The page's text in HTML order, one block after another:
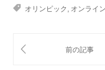
オリンピック , オンライ